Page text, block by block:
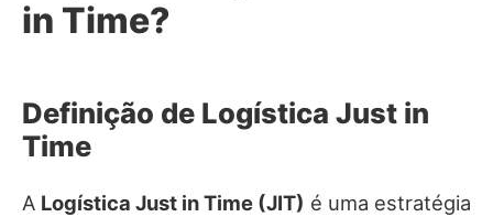
in Time?
Definição de Logística Just in
Time
A Logística Just in Time (JIT) é uma estratégia